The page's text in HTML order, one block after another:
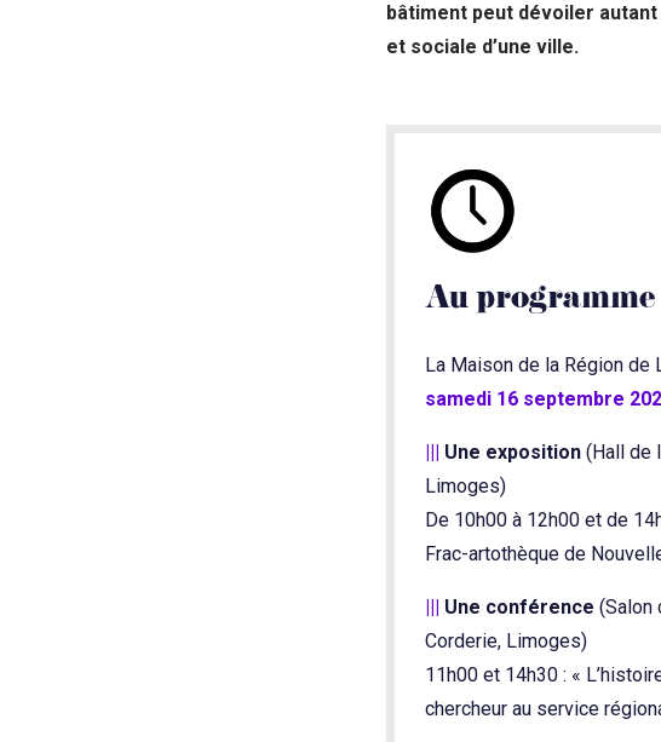
bâtiment peut dévoiler
et sociale d’une ville.
Au programme
La Maison de la Région
samedi 16 septembre
||| Une exposition (Hall de
Limoges)
De 10h00 à 12h00 et de
Frac-artothèque de
||| Une conférence (Salon
Corderie, Limoges)
11h00 et 14h30 : «
chercheur au service